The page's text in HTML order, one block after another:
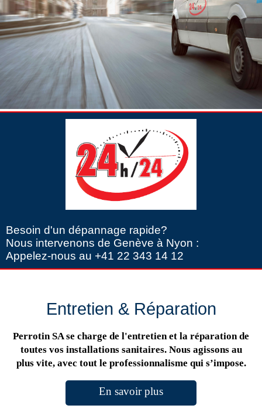
Besoin d'un dépannage rapide?
Nous intervenons de Genève à Nyon :
Appelez-nous au +41 22 343 14 12
Entretien & Réparation
Perrotin SA se charge de l'entretien et la réparation de
toutes vos installations sanitaires. Nous agissons au
plus vite, avec tout le professionnalisme qui s’impose.
En savoir plus